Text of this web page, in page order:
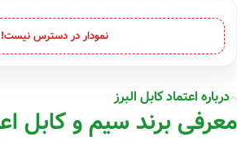
نمودار در دسترس نیست!
درباره اعتماد کابل البرز
معرفی برند سیم و کابل